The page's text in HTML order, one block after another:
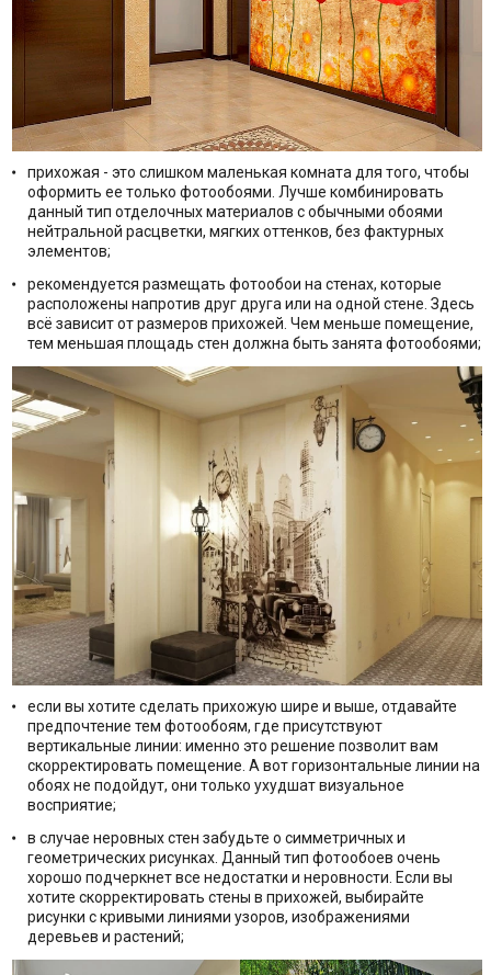
прихожая - это слишком маленькая комната для того, чтобы
оформить ее только фотообоями. Лучше комбинировать
данный тип отделочных материалов с обычными обоями
нейтральной расцветки, мягких оттенков, без фактурных
элементов;
рекомендуется размещать фотообои на стенах, которые
расположены напротив друг друга или на одной стене. Здесь
всё зависит от размеров прихожей. Чем меньше помещение,
тем меньшая площадь стен должна быть занята фотообоями;
если вы хотите сделать прихожую шире и выше, отдавайте
предпочтение тем фотообоям, где присутствуют
вертикальные линии: именно это решение позволит вам
скорректировать помещение. А вот горизонтальные линии на
обоях не подойдут, они только ухудшат визуальное
восприятие;
в случае неровных стен забудьте о симметричных и
геометрических рисунках. Данный тип фотообоев очень
хорошо подчеркнет все недостатки и неровности. Если вы
хотите скорректировать стены в прихожей, выбирайте
рисунки с кривыми линиями узоров, изображениями
деревьев и растений;